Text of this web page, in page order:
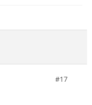
#17